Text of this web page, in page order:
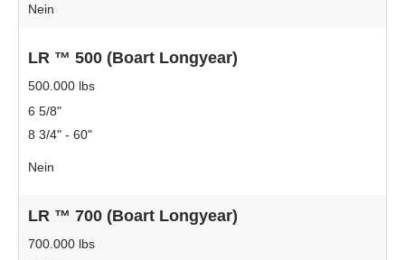
Nein
LR ™ 500 (Boart Longyear)
500.000 lbs
6 5/8"
8 3/4" - 60"
Nein
LR ™ 700 (Boart Longyear)
700.000 lbs